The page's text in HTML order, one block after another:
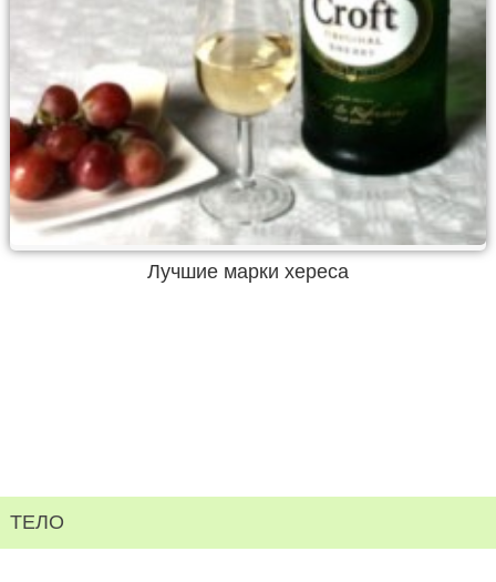
Лучшие марки хереса
ТЕЛО